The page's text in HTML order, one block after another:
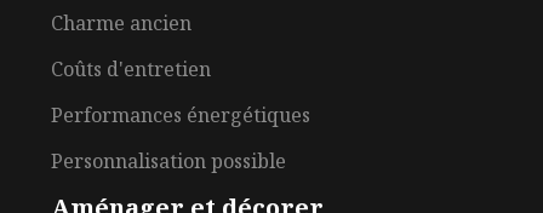
Charme ancien
Coûts d'entretien
Performances énergétiques
Personnalisation possible